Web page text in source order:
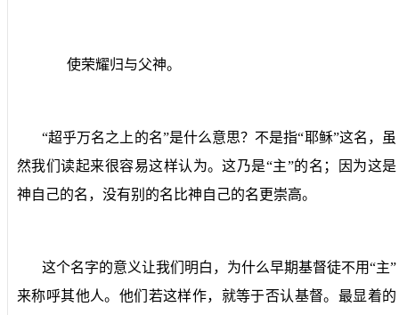
使荣耀归与父神。
“超乎万名之上的名”是什么意思？不是指“耶稣”这名，虽
然我们读起来很容易这样认为。这乃是“主”的名；因为这是
神自己的名，没有别的名比神自己的名更崇高。
这个名字的意义让我们明白，为什么早期基督徒不用“主”
来称呼其他人。他们若这样作，就等于否认基督。最显着的